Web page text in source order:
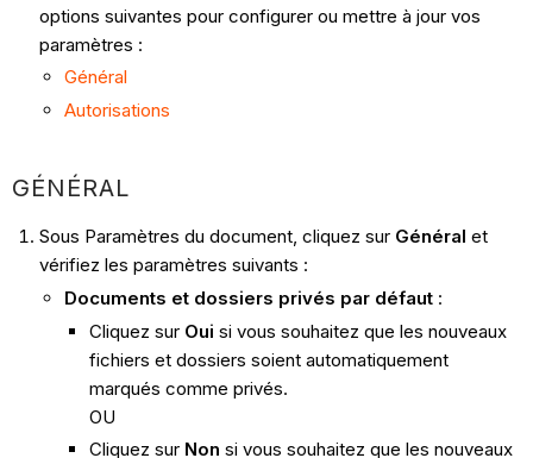
options suivantes pour configurer ou mettre à jour vos
paramètres :
Général
Autorisations
GÉNÉRAL
Sous Paramètres du document, cliquez sur Général et
vérifiez les paramètres suivants :
Documents et dossiers privés par défaut:
Cliquez sur Oui si vous souhaitez que les nouveaux
fichiers et dossiers soient automatiquement
marqués comme privés.
OU
Cliquez sur Non si vous souhaitez que les nouveaux